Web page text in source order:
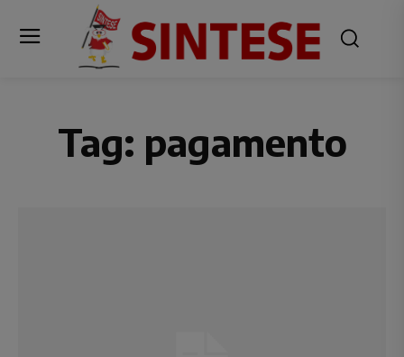
Tag: pagamento